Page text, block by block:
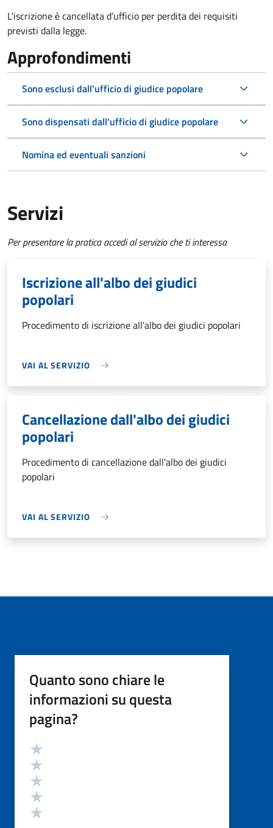
L'iscrizione è cancellata d’ufficio per perdita dei requisiti
previsti dalla legge.
Approfondimenti
Sono esclusi dall'ufficio di giudice popolare
Sono dispensati dall'ufficio di giudice popolare
Nomina ed eventuali sanzioni
Servizi
Per presentare la pratica accedi al servizio che ti interessa
Iscrizione all'albo dei giudici
popolari
Procedimento di iscrizione all'albo dei giudici popolari
VAI AL SERVIZIO
Cancellazione dall'albo dei giudici
popolari
Procedimento di cancellazione dall'albo dei giudici
popolari
VAI AL SERVIZIO
Quanto sono chiare le
informazioni su questa
pagina?
Valutazione